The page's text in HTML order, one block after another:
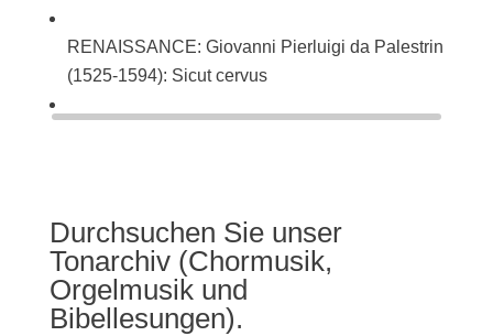
RENAISSANCE: Giovanni Pierluigi da Palestrina
(1525-1594): Sicut cervus
Durchsuchen Sie unser
Tonarchiv (Chormusik,
Orgelmusik und
Bibellesungen).